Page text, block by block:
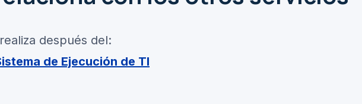
después del:
de Ejecución de TI